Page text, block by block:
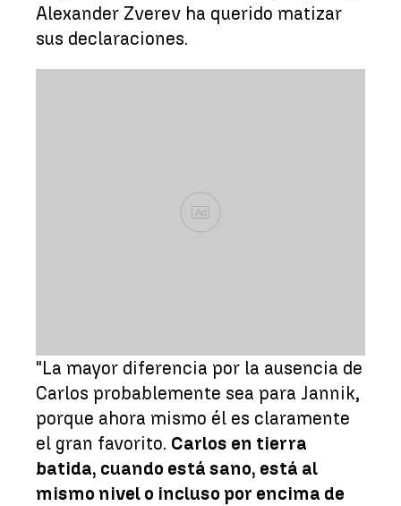
Alexander Zverev ha querido matizar
sus declaraciones.
Ad
"La mayor diferencia por la ausencia de
Carlos probablemente sea para Jannik,
porque ahora mismo él es claramente
el gran favorito. Carlos en tierra
batida, cuando está sano, está al
mismo nivel o incluso por encima de